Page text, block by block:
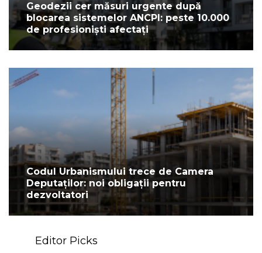
Geodezii cer măsuri urgente după
blocarea sistemelor ANCPI: peste 10.000
de profesioniști afectați
Codul Urbanismului trece de Camera
Deputaților: noi obligații pentru
dezvoltatori
Editor Picks